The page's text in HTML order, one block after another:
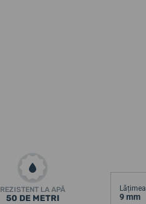
REZISTENT LA APĂ
50 DE METRI 9 mm